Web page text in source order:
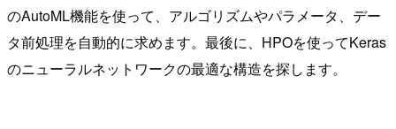
のAutoML機能を使って、アルゴリズムやパラメータ、デー
タ前処理を自動的に求めます。最後に、HPOを使ってKeras
のニューラルネットワークの最適な構造を探します。